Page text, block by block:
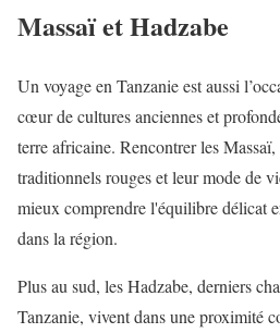
Massaï et Hadzabe
Un voyage en Tanzanie est aussi
cœur de cultures anciennes et
terre africaine. Rencontrer les
traditionnels rouges et leur mode de
mieux comprendre l'équilibre délicat
dans la région.
Plus au sud, les Hadzabe, derniers
Tanzanie, vivent dans une proximité